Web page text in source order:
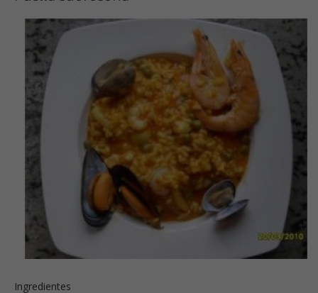
Ingredientes